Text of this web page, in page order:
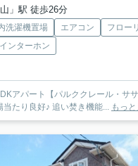
」駅 徒歩26分
洗濯機置場 エアコン
フロー
ンターホン
アパート【パルククレール・ササ
バルコニーは南向きで陽当たり良好♪ 追い焚き機能... もっ